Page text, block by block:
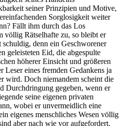
seiner Prinzipien und Motive,
Sorglosigkeit weiter
Fällt ihm durch das Los
völlig Rätselhafte zu, so bleibt er
denn ein Geschworener
geleisteten Eid, die abgespulte
höherer Einsicht und größeren
Leser eines fremden Gedankens ja
wird. Doch niemandem scheint die
Durchdringung gegeben, wenn er
seine eigenen privaten
wobei er unvermeidlich eine
eigenes menschliches Wesen völlig
aber nach wie vor aufgefordert,